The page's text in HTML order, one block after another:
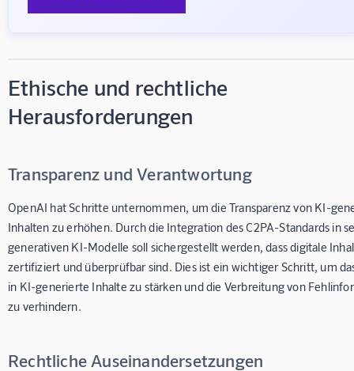
Ethische und rechtliche
Herausforderungen
Transparenz und Verantwortung
OpenAI hat Schritte unternommen, um die Transparenz von KI-
Inhalten zu erhöhen. Durch die Integration des C2PA-Standards in
generativen KI-Modelle soll sichergestellt werden, dass digitale
zertifiziert und überprüfbar sind. Dies ist ein wichtiger Schritt, um
in KI-generierte Inhalte zu stärken und die Verbreitung von
zu verhindern.
Rechtliche Auseinandersetzungen